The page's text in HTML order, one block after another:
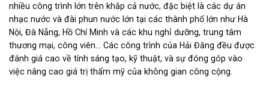
nhiều công trình lớn trên khắp cả nước, đặc biệt là các dự án
nhạc nước và đài phun nước lớn tại các thành phố lớn như Hà
Nội, Đà Nẵng, Hồ Chí Minh và các khu nghỉ dưỡng, trung tâm
thương mại, công viên… Các công trình của Hải Đăng đều được
đánh giá cao về tính sáng tạo, kỹ thuật, và sự đóng góp vào
việc nâng cao giá trị thẩm mỹ của không gian công cộng.